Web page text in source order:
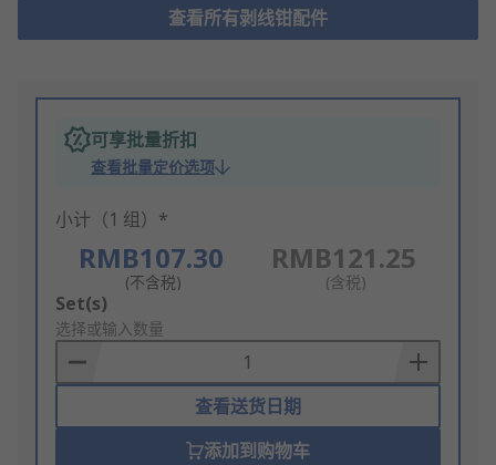
查看所有剥线钳配件
可享批量折扣
查看批量定价选项
小计（1 组）*
RMB107.30
(不含税)
RMB121.25
(含税)
Add
to
Basket
Set(s)
选择或输入数量
查看送货日期
添加到购物车